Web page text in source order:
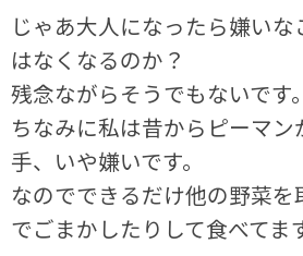
じゃあ大人になったら嫌い
はなくなるのか？
残念ながらそうでもないです。
ちなみに私は昔からピーマ
手、いや嫌いです。
なのでできるだけ他の野菜
でごまかしたりして食べてま